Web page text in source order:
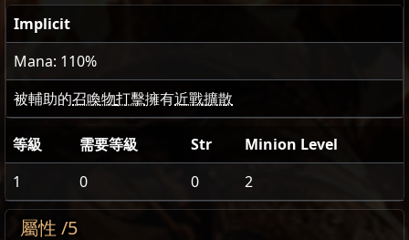
Implicit
Mana: 110%
被輔助的召喚物打擊擁有近戰擴散
等級 需要等級 Str
Minion Level
1
0 0 2
屬性 /5